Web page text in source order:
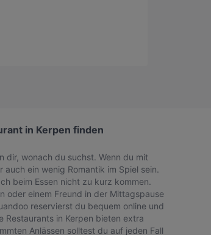
in Kerpen finden
dir, wonach du suchst. Wenn du mit
ein wenig Romantik im Spiel sein.
beim Essen nicht zu kurz kommen.
oder einem Freund in der Mittagspause
reservierst du bequem online und
Restaurants in Kerpen bieten extra
Anlässen solltest du auf jeden Fall